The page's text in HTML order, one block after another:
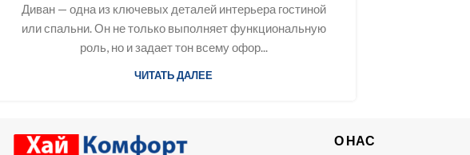
Диван — одна из ключевых деталей интерьера гостиной
или спальни. Он не только выполняет функциональную
роль, но и задает тон всему офор...
ЧИТАТЬ ДАЛЕЕ
О НАС